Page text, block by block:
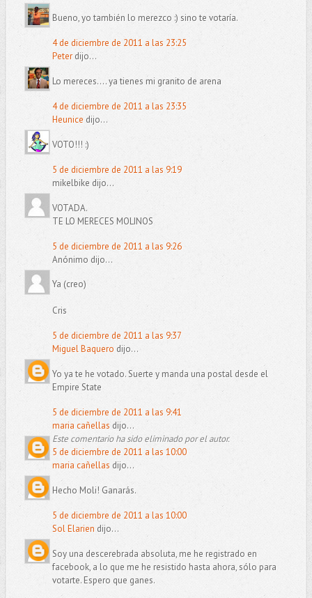
Bueno, yo también lo merezco :) sino te votaría.
4 de diciembre de 2011 a las 23:25
Peterdijo...
Lo mereces.... ya tienes mi granito de arena
4 de diciembre de 2011 a las 23:35
Heunice dijo...
VOTO!!! :)
5 de diciembre de 2011 a las 9:19
mikelbike dijo...
VOTADA.
TE LO MERECES MOLINOS
5 de diciembre de 2011 a las 9:26
Anónimo dijo...
Ya (creo)
Cris
5 de diciembre de 2011 a las 9:37
Miguel Baquero dijo...
Yo ya te he votado. Suerte y manda una postal desde el
Empire State
5 de diciembre de 2011 a las 9:41
maria cañellas dijo...
Este comentario ha sido eliminado por el autor.
5 de diciembre de 2011 a las 10:00
maria cañellas dijo...
Hecho Moli! Ganarás.
5 de diciembre de 2011 a las 10:00
Sol Elarien dijo...
Soy una descerebrada absoluta, me he registrado en
facebook, a lo que me he resistido hasta ahora, sólo para
votarte. Espero que ganes.